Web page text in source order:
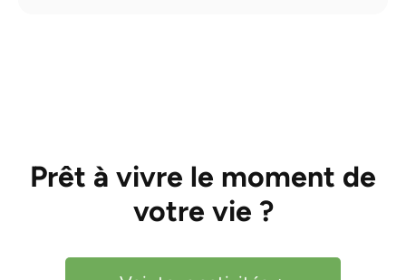
Prêt à vivre le moment de
votre vie ?